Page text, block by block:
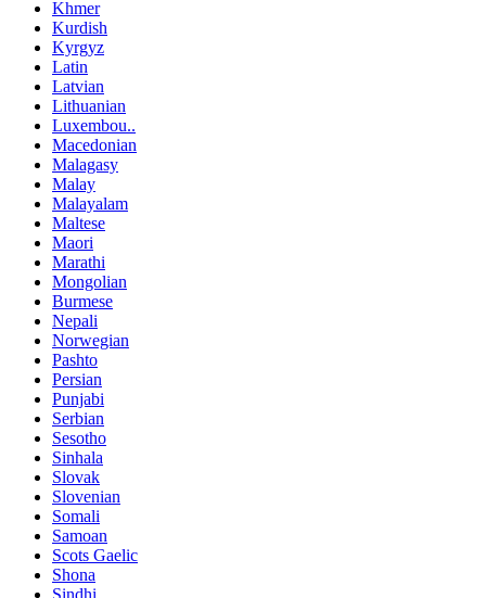
Khmer
Kurdish
Kyrgyz
Latin
Latvian
Lithuanian
Luxembou..
Macedonian
Malagasy
Malay
Malayalam
Maltese
Maori
Marathi
Mongolian
Burmese
Nepali
Norwegian
Pashto
Persian
Punjabi
Serbian
Sesotho
Sinhala
Slovak
Slovenian
Somali
Samoan
Scots Gaelic
Shona